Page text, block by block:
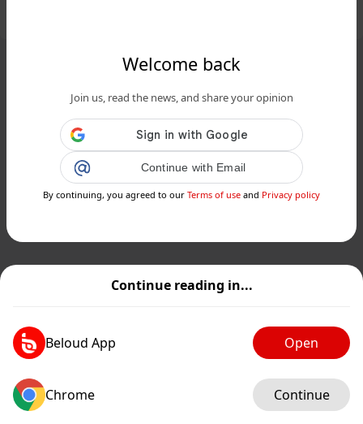
Continue reading in...
Beloud App Open
Chrome Continue
Welcome back
Join us, read the news, and share your opinion
Continue with Email
By continuing, you agreed to our Terms of use and Privacy policy